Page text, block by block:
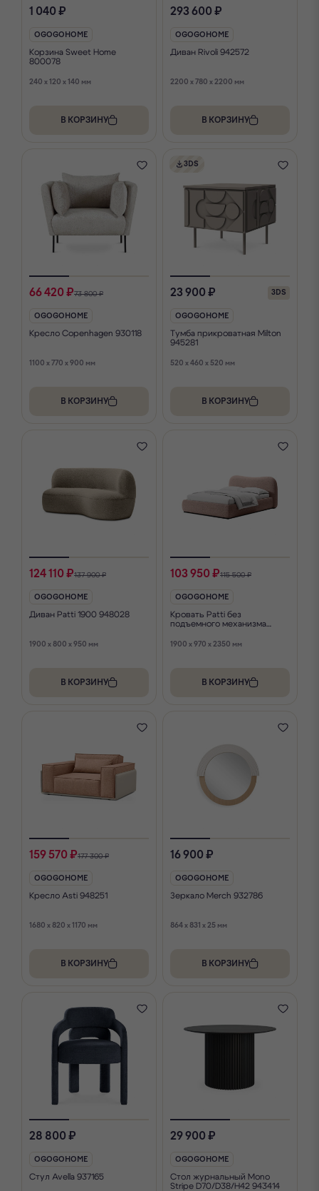
1 040 ₽
OGOGOHOME
Корзина Sweet Home
800078
240 x 120 x 140 мм
В КОРЗИНУ
293 600 ₽
OGOGOHOME
Диван Rivoli 942572
2200 x 780 x 2200 мм
В КОРЗИНУ
66 420 ₽73 800 ₽
OGOGOHOME
Кресло Copenhagen 930118
1100 x 770 x 900 мм
В КОРЗИНУ
3DS
23 900 ₽ 3DS
OGOGOHOME
Тумба прикроватная Milton
945281
520 x 460 x 520 мм
В КОРЗИНУ
124 110 ₽137 900 ₽
OGOGOHOME
Диван Patti 1900 948028
1900 x 800 x 950 мм
В КОРЗИНУ
103 950 ₽115 500 ₽
OGOGOHOME
Кровать Patti без
подъемного механизма
1900 x 970 x 2350 мм
В КОРЗИНУ
159 570 ₽177 300 ₽
OGOGOHOME
Кресло Asti 948251
1680 x 820 x 1170 мм
В КОРЗИНУ
16 900 ₽
OGOGOHOME
Зеркало Merch 932786
864 x 831 x 25 мм
В КОРЗИНУ
28 800 ₽
OGOGOHOME
Стул Avella 937165
29 900 ₽
OGOGOHOME
Стол журнальный Mono
Stripe D70/D38/H42 943414